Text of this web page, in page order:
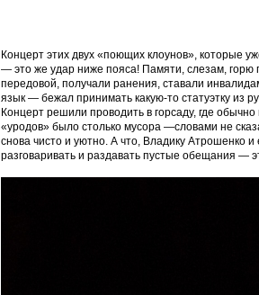
Концерт этих двух «поющих клоунов», которые
— это же удар ниже пояса! Памяти, слезам, горю
передовой, получали ранения, ставали
язык — бежал принимать какую-то статуэтку из
Концерт решили проводить в горсаду, где
«уродов» было столько мусора —словами не
снова чисто и уютно. А что, Владику Атрошенко
разговаривать и раздавать пустые обещания —